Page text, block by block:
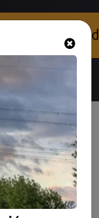
Hallgasd és nézd